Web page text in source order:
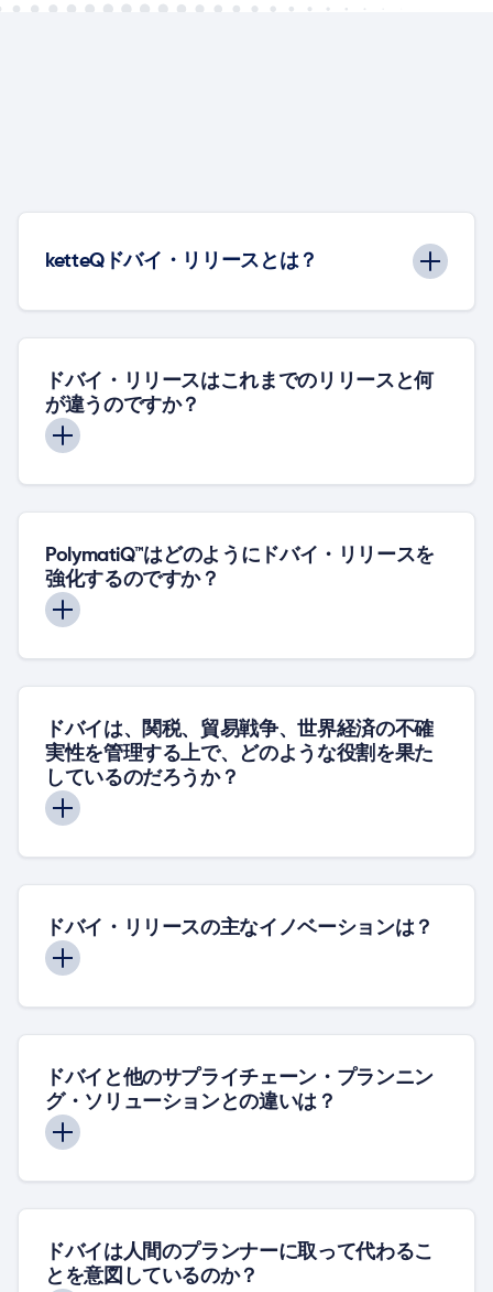
ketteQドバイ・リリースとは？
ドバイ・リリースはこれまでのリリースと何
が違うのですか？
PolymatiQ™はどのようにドバイ・リリースを
強化するのですか？
ドバイは、関税、貿易戦争、世界経済の不確
実性を管理する上で、どのような役割を果た
しているのだろうか？
ドバイ・リリースの主なイノベーションは？
ドバイと他のサプライチェーン・プランニン
グ・ソリューションとの違いは？
ドバイは人間のプランナーに取って代わるこ
とを意図しているのか？